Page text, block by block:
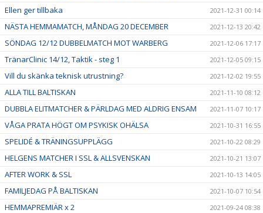
Ellen ger tillbaka 2021-12-31 00:14
NÄSTA HEMMAMATCH, MÅNDAG 20 DECEMBER 2021-12-13 20:42
SÖNDAG 12/12 DUBBELMATCH MOT WARBERG 2021-12-06 17:17
TränarClinic 14/12, Taktik - steg 1 2021-12-05 09:15
Vill du skänka teknisk utrustning? 2021-12-02 19:55
ALLA TILL BALTISKAN 2021-11-10 08:12
DUBBLA ELITMATCHER & PÄRLDAG MED ALDRIG ENSAM 2021-11-07 10:17
VÅGA PRATA HÖGT OM PSYKISK OHÄLSA 2021-10-31 16:55
SPELIDÉ & TRÄNINGSUPPLÄGG 2021-10-22 08:29
HELGENS MATCHER I SSL & ALLSVENSKAN 2021-10-21 13:07
AFTER WORK & SSL 2021-10-13 14:05
FAMILJEDAG PÅ BALTISKAN 2021-10-07 10:54
HEMMAPREMIÄR x 2 2021-09-24 08:38